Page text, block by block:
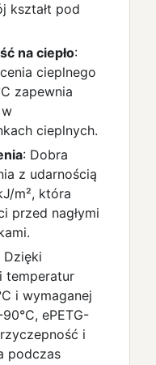
kształt pod
na ciepło:
cieplnego
zapewnia
cieplnych.
: Dobra
z udarnością
m², która
przed nagłymi
Dzięki
temperatur
i wymaganej
ePETG-
i
podczas